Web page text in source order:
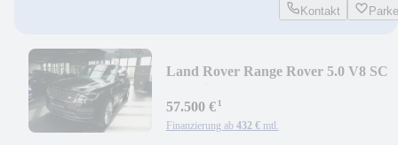
Kontakt
Land Rover Range Rover 5.0 V8 SC
57.500 €¹
Finanzierung ab 432 € mtl.